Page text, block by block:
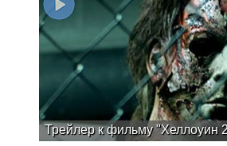
Трейлер к фильму "Хеллоуин